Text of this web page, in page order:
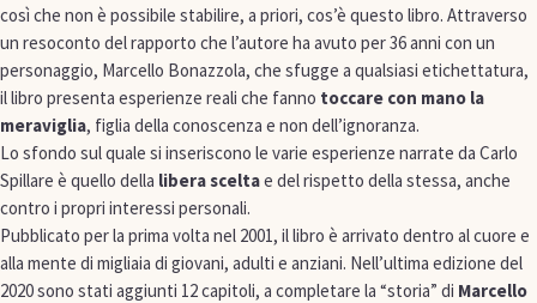
così che non è possibile stabilire, a priori, cos’è questo libro. Attraverso
un resoconto del rapporto che l’autore ha avuto per 36 anni con un
personaggio, Marcello Bonazzola, che sfugge a qualsiasi etichettatura,
il libro presenta esperienze reali che fanno toccare con mano la
meraviglia, figlia della conoscenza e non dell’ignoranza.
Lo sfondo sul quale si inseriscono le varie esperienze narrate da Carlo
Spillare è quello della libera sceltae del rispetto della stessa, anche
contro i propri interessi personali.
Pubblicato per la prima volta nel 2001, il libro è arrivato dentro al cuore e
alla mente di migliaia di giovani, adulti e anziani. Nell’ultima edizione del
2020 sono stati aggiunti 12 capitoli, a completare la “storia” di Marcello